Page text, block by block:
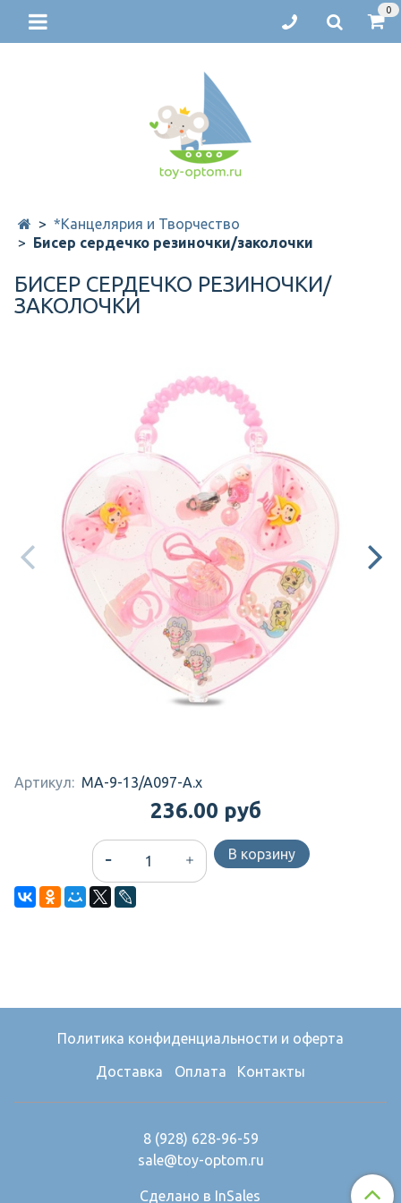
0
*Канцелярия и Творчество
Бисер сердечко резиночки/заколочки
БИСЕР СЕРДЕЧКО РЕЗИНОЧКИ/
ЗАКОЛОЧКИ
Артикул: MA-9-13/A097-A.x
236.00 руб
В корзину
Политика конфиденциальности и оферта
Доставка Оплата Контакты
8 (928) 628-96-59
sale@toy-optom.ru
Сделано в InSales